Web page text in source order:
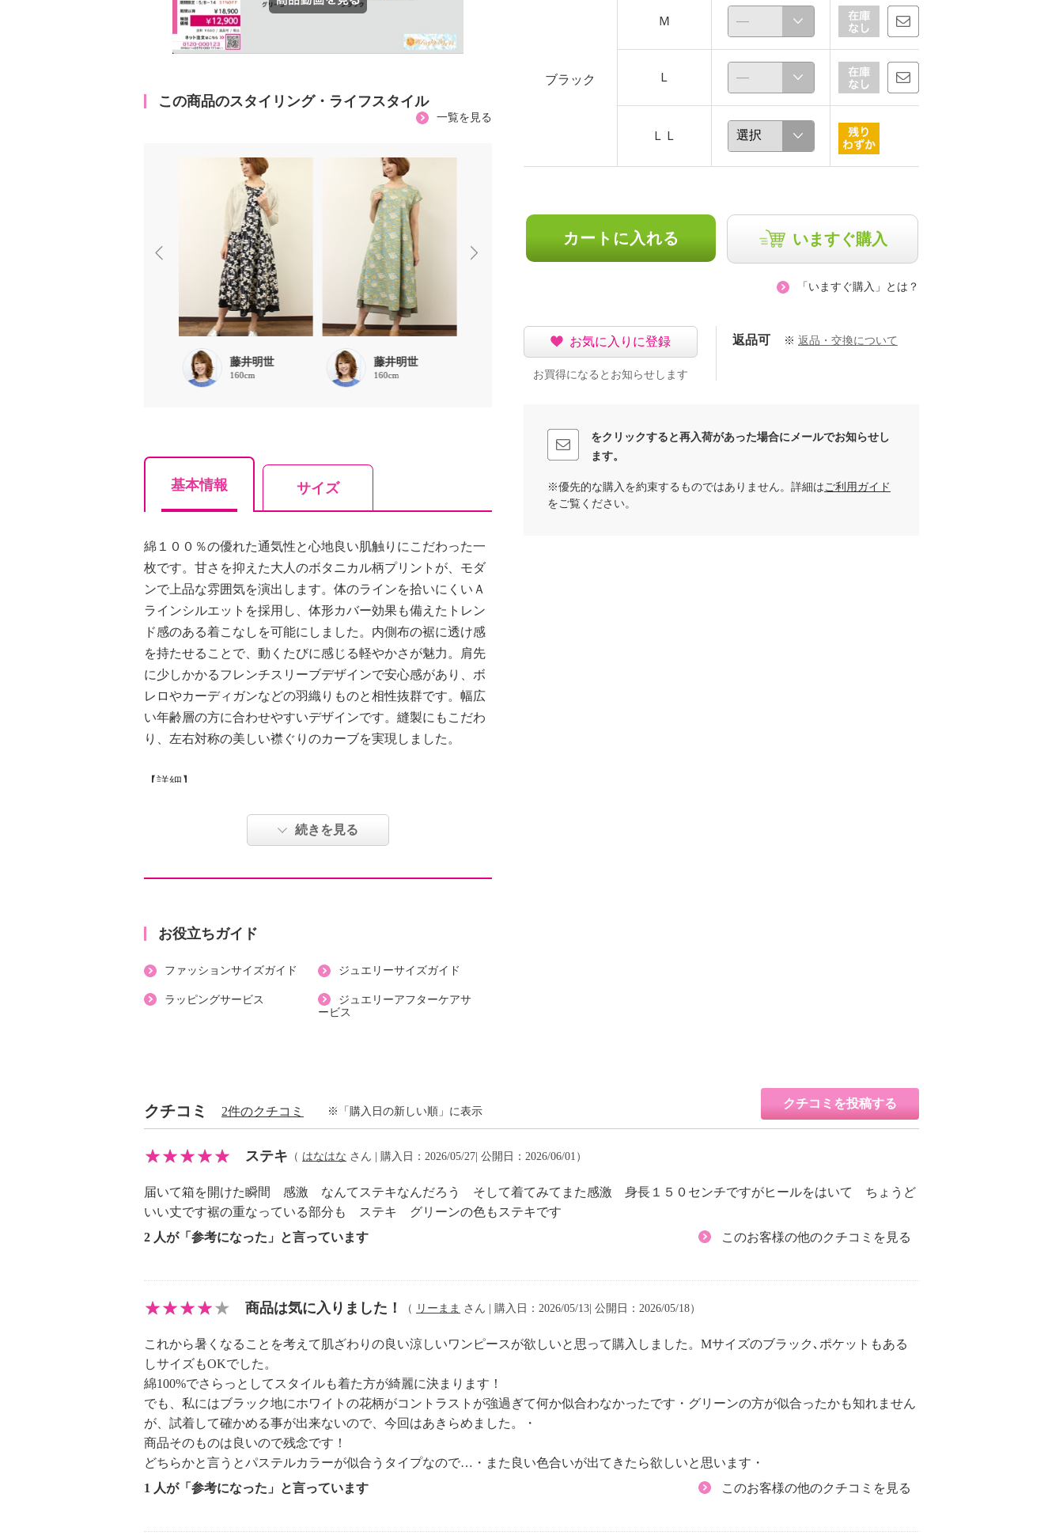
この商品のスタイリング・ライフスタイル
一覧を見る
藤井明世
160cm
藤井明世
160cm 160cm 160cm
基本情報 サイズ
綿１００％の優れた通気性と心地良い肌触りにこだわった一
枚です。甘さを抑えた大人のボタニカル柄プリントが、モダ
ンで上品な雰囲気を演出します。体のラインを拾いにくいＡ
ラインシルエットを採用し、体形カバー効果も備えたトレン
ド感のある着こなしを可能にしました。内側布の裾に透け感
を持たせることで、動くたびに感じる軽やかさが魅力。肩先
に少しかかるフレンチスリーブデザインで安心感があり、ボ
レロやカーディガンなどの羽織りものと相性抜群です。幅広
い年齢層の方に合わせやすいデザインです。縫製にもこだわ
り、左右対称の美しい襟ぐりのカーブを実現しました。
【詳細】
・ポケット：外側（前）２個
【メンテナンス（絵表示ラベル）】
・漂白処理：塩素系・酸素系漂白不可
・タンブル乾燥：不可
【メンテナンス（ケアラベル）】
・長時間照射による変退色注意
・ネット使用
【個体差あり】
・個体差あり
【原産国（地）】
続きを見る
お役立ちガイド
ファッションサイズガイド ジュエリーサイズガイド
ラッピングサービス
ジュエリーアフターケアサ
ービス
ブラック
Ｍ
Ｌ
ＬＬ
カートに入れる いますぐ購入
「いますぐ購入」とは？
お気に入りに登録
お買得になるとお知らせします
返品可 ※ 返品・交換について
をクリックすると再入荷があった場合にメールでお知らせし
ます。
※優先的な購入を約束するものではありません。詳細は ご利用ガイド
をご覧ください。
クチコミ 2件のクチコミ
クチコミを投稿する
※「購入日の新しい順」に表示
ステキ （ はなはな さん | 購入日：2026/05/27| 公開日：2026/06/01）
届いて箱を開けた瞬間 感激 なんてステキなんだろう そして着てみてまた感激 身長１５０センチですがヒールをはいて ちょうど
いい丈です裾の重なっている部分も ステキ グリーンの色もステキです
2 人が「参考になった」と言っています
このお客様の他のクチコミを見る
商品は気に入りました！ （ リーまま さん | 購入日：2026/05/13| 公開日：2026/05/18）
これから暑くなることを考えて肌ざわりの良い涼しいワンピースが欲しいと思って購入しました。Mサイズのブラック､ポケットもある
しサイズもOKでした。
綿100%でさらっとしてスタイルも着た方が綺麗に決まります！
でも、私にはブラック地にホワイトの花柄がコントラストが強過ぎて何か似合わなかったです・グリーンの方が似合ったかも知れません
が、試着して確かめる事が出来ないので、今回はあきらめました。・
商品そのものは良いので残念です！
どちらかと言うとパステルカラーが似合うタイプなので…・また良い色合いが出てきたら欲しいと思います・
1 人が「参考になった」と言っています
このお客様の他のクチコミを見る